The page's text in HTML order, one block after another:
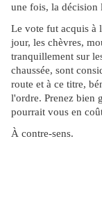
une fois, la décision
Le vote fut acquis à
jour, les chèvres,
tranquillement sur
chaussée, sont
route et à ce titre,
l'ordre. Prenez bien
pourrait vous en
À contre-sens.